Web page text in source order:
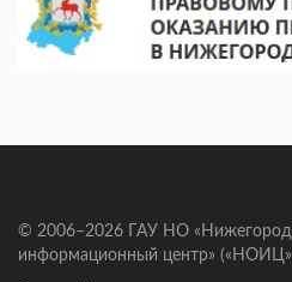
© 2006–2026 ГАУ НО
информационный центр»